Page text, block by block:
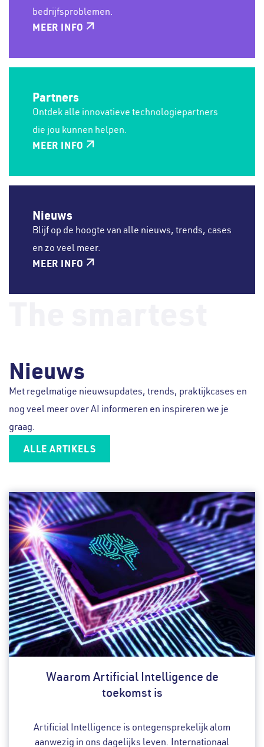
bedrijfsproblemen.
MEER INFO
Partners
Ontdek alle innovatieve technologiepartners
die jou kunnen helpen.
MEER INFO
Nieuws
Blijf op de hoogte van alle nieuws, trends, cases
en zo veel meer.
MEER INFO
Nieuws
Met regelmatige nieuwsupdates, trends, praktijkcases en
nog veel meer over AI informeren en inspireren we je
graag.
ALLE ARTIKELS
Waarom Artificial Intelligence de
toekomst is
Artificial Intelligence is ontegensprekelijk alom
aanwezig in ons dagelijks leven. Internationaal